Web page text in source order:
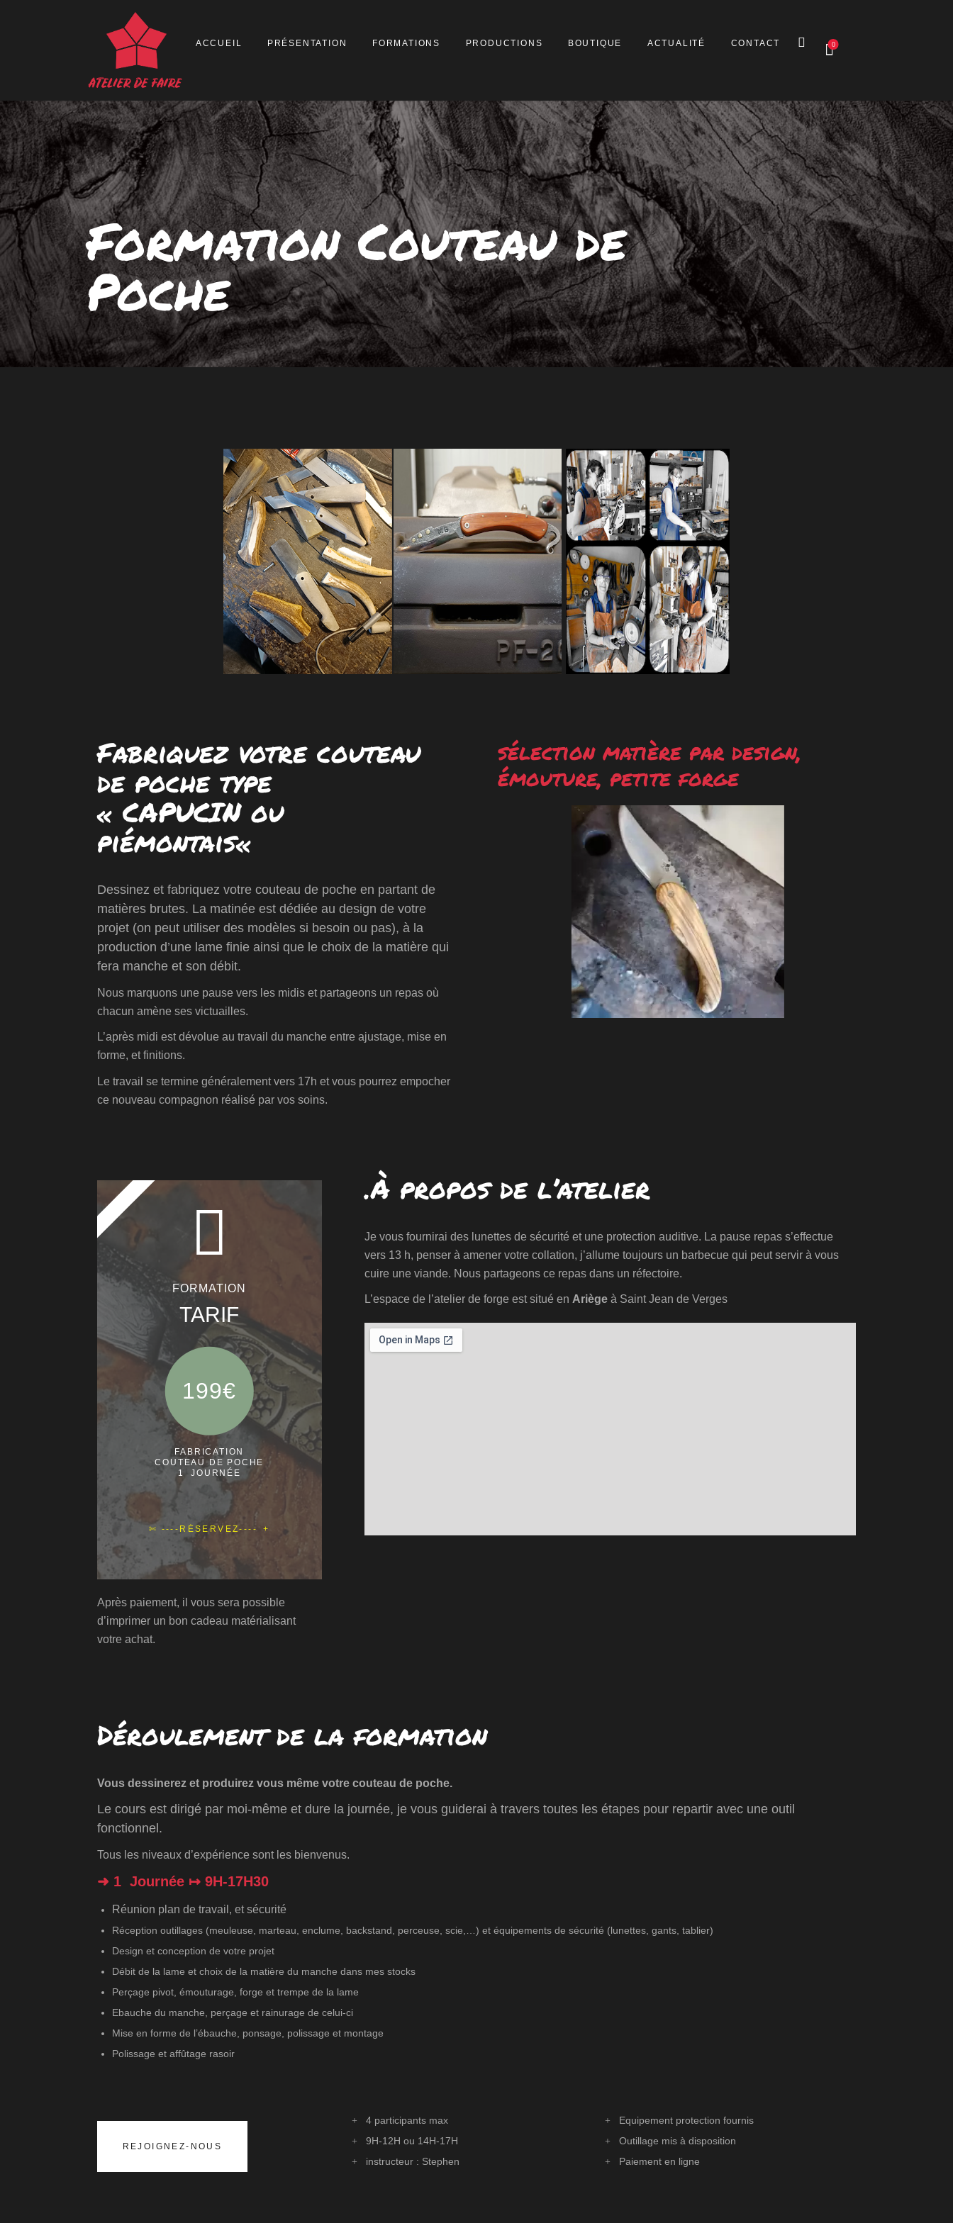
ACCUEIL PRÉSENTATION FORMATIONS PRODUCTIONS BOUTIQUE ACTUALITÉ CONTACT 0
Formation Couteau de
Poche
PRÉSENTATION
PRODUCTIONS
BOUTIQUE
ACTUALITÉ
CONTACT
Fabriquez votre couteau
de poche type
« CAPUCIN ou
piémontais«
Dessinez et fabriquez votre couteau de poche en partant de
matières brutes. La matinée est dédiée au design de votre
projet (on peut utiliser des modèles si besoin ou pas), à la
production d’une lame finie ainsi que le choix de la matière qui
fera manche et son débit.
Nous marquons une pause vers les midis et partageons un repas où
chacun amène ses victuailles.
L’après midi est dévolue au travail du manche entre ajustage, mise en
forme, et finitions.
Le travail se termine généralement vers 17h et vous pourrez empocher
ce nouveau compagnon réalisé par vos soins.
sélection matière par design,
émouture, petite forge
TARIF
FORMATION
TARIF
199€
FABRICATION
COUTEAU DE POCHE
1 JOURNÉE
✄ ----RÉSERVEZ----
Après paiement, il vous sera possible
d’imprimer un bon cadeau matérialisant
votre achat.
.À propos de l’atelier
Je vous fournirai des lunettes de sécurité et une protection auditive. La pause repas s’effectue
vers 13 h, penser à amener votre collation, j’allume toujours un barbecue qui peut servir à vous
cuire une viande. Nous partageons ce repas dans un réfectoire.
L’espace de l’atelier de forge est situé en Ariègeà SaintJean de Verges
Déroulement de la formation
Vous dessinerez et produirez vous même votre couteau de poche.
Le cours est dirigé par moi-même et dure la journée, je vous guiderai à travers toutes les étapes pour repartir avec une outil
fonctionnel.
Tous les niveaux d’expérience sont les bienvenus.
➜ 1 Journée ↦ 9H-17H30
Réunion plan de travail, et sécurité
Réception outillages (meuleuse, marteau, enclume, backstand, perceuse, scie,…) et équipements de sécurité (lunettes, gants, tablier)
Design et conception de votre projet
Débit de la lame et choix de la matière du manche dans mes stocks
Perçage pivot, émouturage, forge et trempe de la lame
Ebauche du manche, perçage et rainurage de celui-ci
Mise en forme de l’ébauche, ponsage, polissage et montage
Polissage et affûtage rasoir
REJOIGNEZ-NOUS
4 participants max
9H-12H ou 14H-17H
instructeur : Stephen
Equipement protection fournis
Outillage mis à disposition
Paiement en ligne